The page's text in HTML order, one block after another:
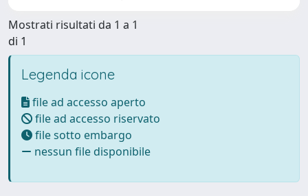
Mostrati risultati da 1 a 1
di 1
Legenda icone
file ad accesso aperto
file ad accesso riservato
file sotto embargo
nessun file disponibile